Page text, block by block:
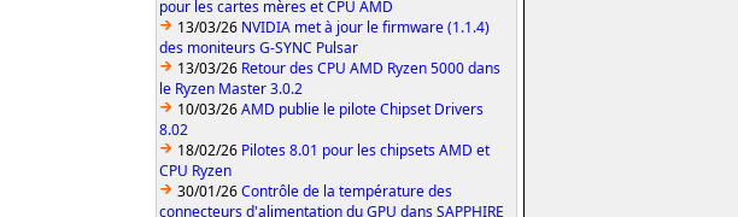
pour les cartes mères et CPU AMD
13/03/26 NVIDIA met à jour le firmware (1.1.4)
des moniteurs G-SYNC Pulsar
13/03/26 Retour des CPU AMD Ryzen 5000 dans
le Ryzen Master 3.0.2
10/03/26AMD publie le pilote Chipset Drivers
8.02
18/02/26 Pilotes 8.01 pour les chipsets AMD et
CPU Ryzen
30/01/26Contrôle de la température des
connecteurs d'alimentation du GPU dans SAPPHIRE